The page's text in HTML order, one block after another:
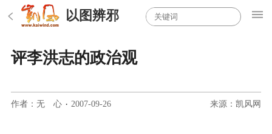
以图辨邪
评李洪志的政治观
作者：无 心 · 2007-09-26 来源：凯风网